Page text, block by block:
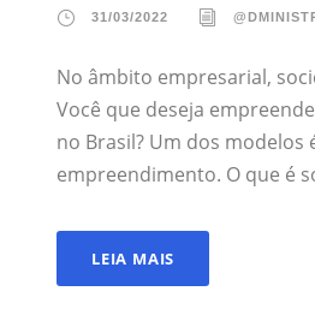
31/03/2022
No âmbito empresarial,
Você que deseja
no Brasil? Um dos modelos
empreendimento. O que é
LEIA MAIS